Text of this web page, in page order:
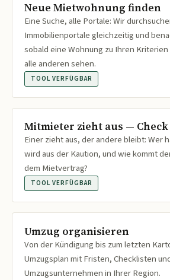
Neue Mietwohnung finden
Eine Suche, alle Portale: Wir
Immobilienportale gleichzeitig und
sobald eine Wohnung zu Ihren
alle anderen sehen.
TOOL VERFÜGBAR
Mitmieter zieht aus —
Einer zieht aus, der andere bleibt: Wer
wird aus der Kaution, und wie kommt
dem Mietvertrag?
TOOL VERFÜGBAR
Umzug organisieren
Von der Kündigung bis zum letzten
Umzugsplan mit Fristen, Checklisten
Umzugsunternehmen in Ihrer Region.